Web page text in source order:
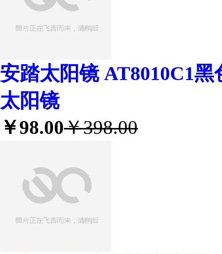
安踏太阳镜 AT8010C1
太阳镜
￥98.00￥398.00